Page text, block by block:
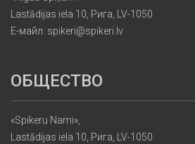
Lastādijas iela 10, Рига, LV-1050
Е-майл: spikeri@spikeri.lv
ОБЩЕСТВО
«Spikeru Nami»,
Lastādijas iela 10, Рига, LV-1050